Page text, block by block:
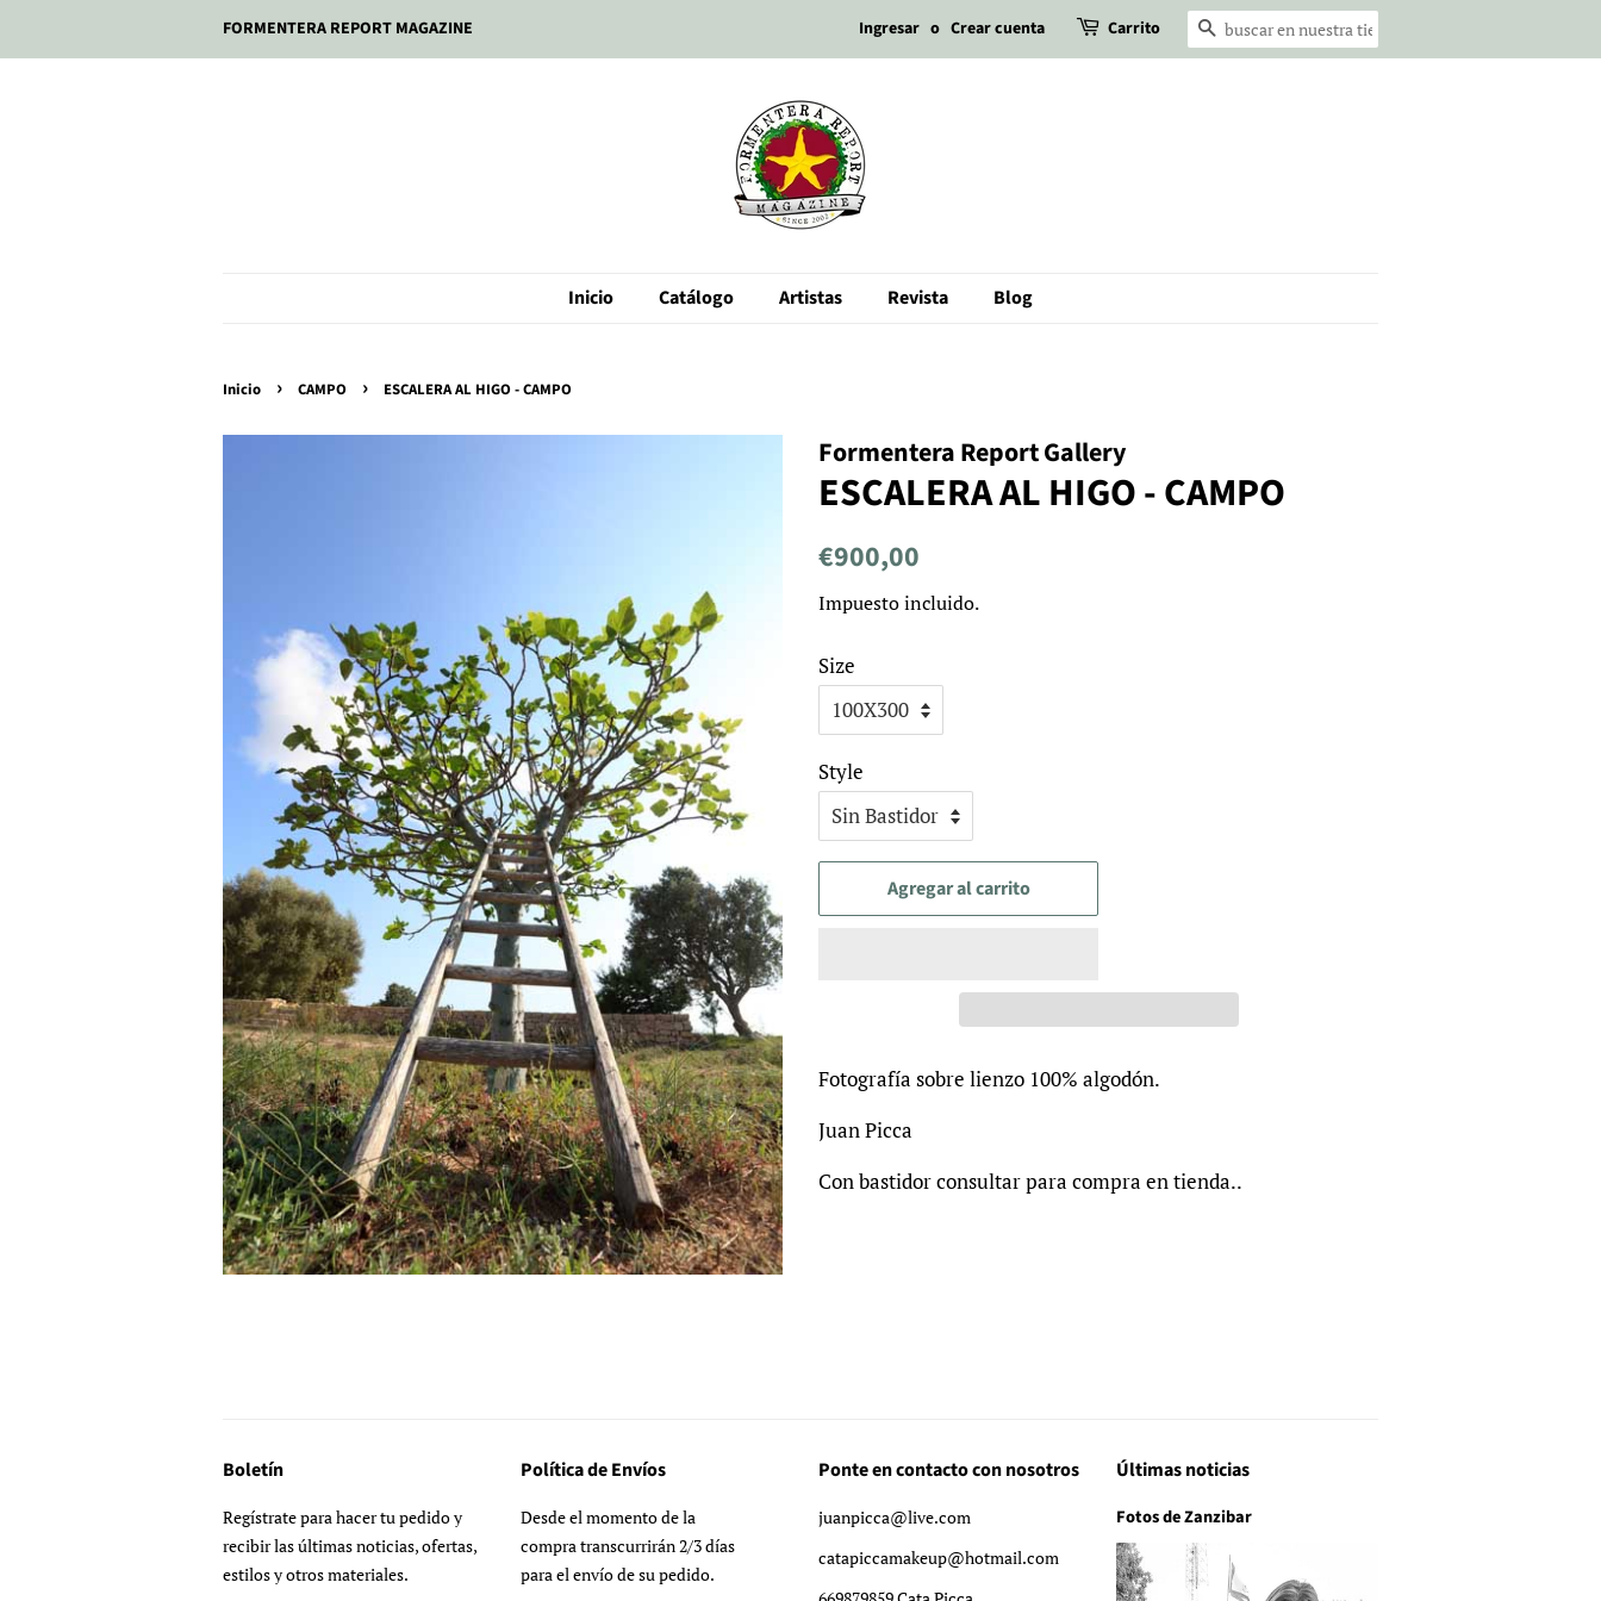
FORMENTERA REPORT MAGAZINE Ingresar o Crear cuenta Carrito Buscar
Inicio Catálogo Artistas Revista Blog
Inicio › CAMPO › ESCALERA AL HIGO - CAMPO
Formentera Report Gallery
ESCALERA AL HIGO - CAMPO
Precio
€900,00
venta
Impuesto incluido.
Size
Style
Agregar al carrito
Fotografía sobre lienzo 100% algodón.
Juan Picca
Con bastidor consultar para compra en tienda..
Boletín
Regístrate para hacer tu pedido y
recibir las últimas noticias, ofertas,
estilos y otros materiales.
Política de Envíos
Desde el momento de la
compra transcurrirán 2/3 días
para el envío de su pedido.
Ponte en contacto con nosotros
juanpicca@live.com
catapiccamakeup@hotmail.com
Últimas noticias
Fotos de Zanzibar